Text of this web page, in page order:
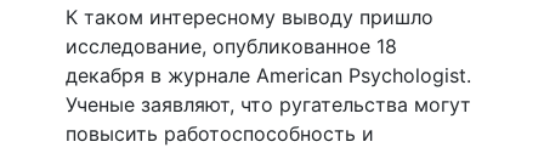
К таком интересному выводу пришло
исследование, опубликованное 18
декабря в журнале American Psychologist.
Ученые заявляют, что ругательства могут
повысить работоспособность и